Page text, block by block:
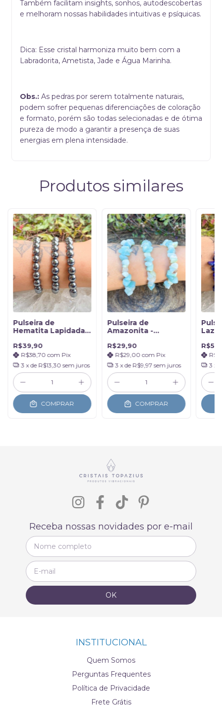
Também facilitam insights, sonhos, autodescobertas
e melhoram nossas habilidades intuitivas e psíquicas.
Dica: Esse cristal harmoniza muito bem com a
Labradorita, Ametista, Jade e Água Marinha.
Obs.: As pedras por serem totalmente naturais,
podem sofrer pequenas diferenciações de coloração
e formato, porém são todas selecionadas e de ótima
pureza de modo a garantir a presença de suas
energias em plena intensidade.
Produtos similares
Pulseira de
Hematita Lapidada
R$39,90
R$38,70 com Pix
3 x de R$13,30 sem juros
COMPRAR
Pulseira de
Amazonita -
Criatividade
R$29,90
R$29,00com Pix
3 x de R$9,97 sem juros
COMPRAR
3 x
Receba nossas novidades por e-mail
INSTITUCIONAL
Quem Somos
Perguntas Frequentes
Política de Privacidade
Frete Grátis